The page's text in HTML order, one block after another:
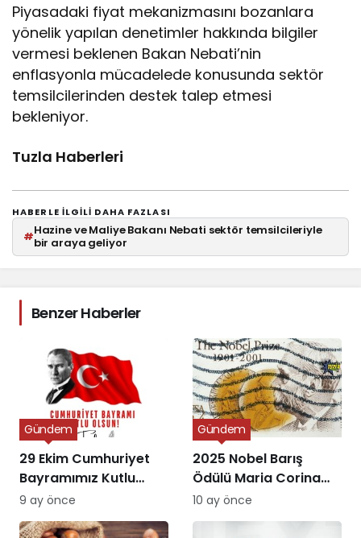
Piyasadaki fiyat mekanizmasını bozanlara
yönelik yapılan denetimler hakkında bilgiler
vermesi beklenen Bakan Nebati’nin
enflasyonla mücadelede konusunda sektör
temsilcilerinden destek talep etmesi
bekleniyor.
Tuzla Haberleri
HABERLE ILGILI DAHA FAZLASI
#Hazine ve Maliye Bakanı Nebati sektör temsilcileriyle
bir araya geliyor
Benzer Haberler
29 Ekim Cumhuriyet
Bayramımız Kutlu
Olsun
Gündem
9 ay önce
2025 Nobel Barış
Ödülü Maria Corina
Machado’ya Verildi
Gündem
10 ay önce